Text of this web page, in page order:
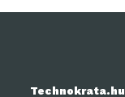
Technokrata.hu